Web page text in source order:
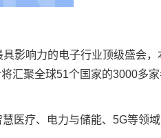
影响力的电子行业顶级盛会，
汇聚全球51个国家的3000多
慧 医疗、 电力与储能、5G等领